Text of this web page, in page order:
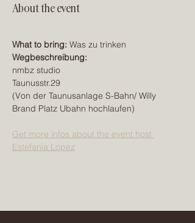
About the event
What to bring: Was zu trinken
Wegbeschreibung:
nmbz studio
Taunusstr.29
(Von der Taunusanlage S-Bahn/ Willy
Brand Platz Ubahn hochlaufen)
Get more infos about the event host
Estefania Lopez